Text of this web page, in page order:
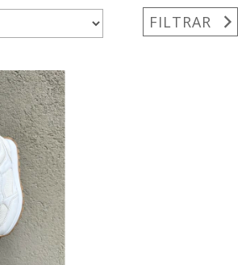
FILTRAR